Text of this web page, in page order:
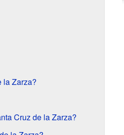
la Zarza?
Cruz de la Zarza?